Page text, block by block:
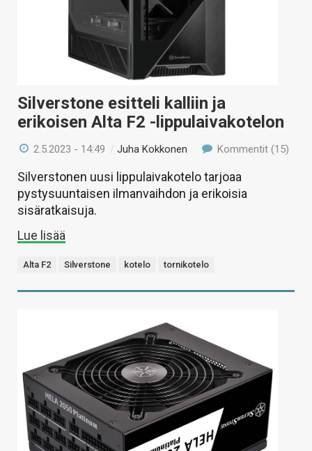
Silverstone esitteli kalliin ja
erikoisen Alta F2 -lippulaivakotelon
2.5.2023 - 14:49 /Juha Kokkonen Kommentit (15)
Silverstonen uusi lippulaivakotelo tarjoaa
pystysuuntaisen ilmanvaihdon ja erikoisia
sisäratkaisuja.
Lue lisää
Alta F2 Silverstone kotelo tornikotelo